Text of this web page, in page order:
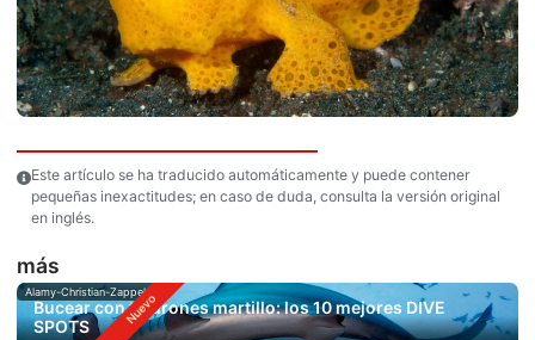
Este artículo se ha traducido automáticamente y puede contener
pequeñas inexactitudes; en caso de duda, consulta la versión original
en inglés.
más
Alamy-Christian-Zappel
Bucear con tiburones martillo: los 10 mejores DIVE
SPOTS